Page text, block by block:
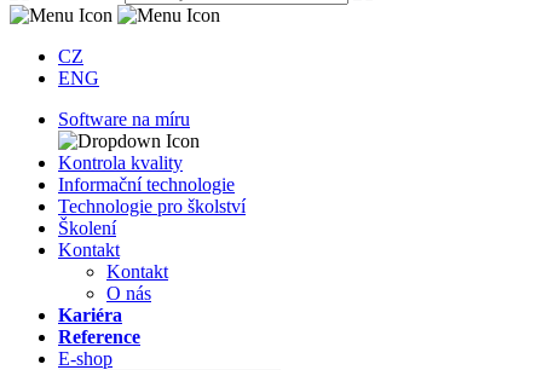
CZ
ENG
Software na míru
Kontrola kvality
Informační technologie
Technologie pro školství
Školení
Kontakt
Kontakt
O nás
Kariéra
Reference
E-shop